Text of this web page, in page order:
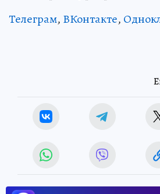
Телеграм, ВКонтакте,